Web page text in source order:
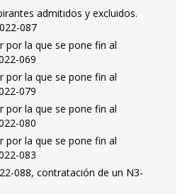
admitidos y excluidos.
087
por la que se pone fin al
069
por la que se pone fin al
079
por la que se pone fin al
080
por la que se pone fin al
083
088, contratación de un N3-